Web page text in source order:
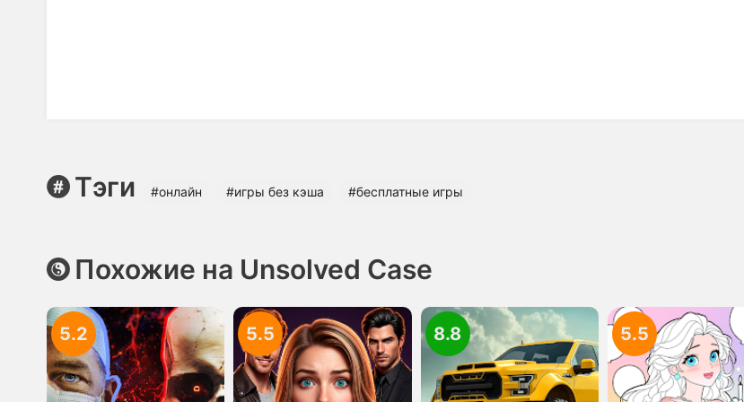
Тэги #онлайн #игры без кэша #бесплатные игры
Похожие на Unsolved Case
5.2 5.5 8.8 5.5